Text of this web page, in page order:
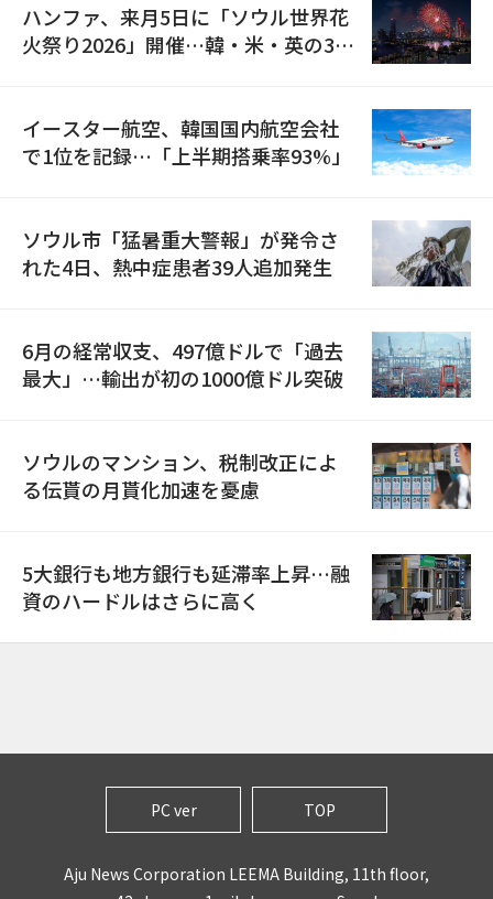
ハンファ、来月5日に「ソウル世界花
火祭り2026」開催…韓・米・英の3カ
イースター航空、韓国国内航空会社
で1位を記録…「上半期搭乗率93%」
ソウル市「猛暑重大警報」が発令さ
れた4日、熱中症患者39人追加発生
6月の経常収支、497億ドルで「過去
最大」…輸出が初の1000億ドル突破
ソウルのマンション、税制改正によ
る伝貰の月貰化加速を憂慮
5大銀行も地方銀行も延滞率上昇…融
資のハードルはさらに高く
PC ver TOP
Aju News Corporation LEEMA Building, 11th floor,